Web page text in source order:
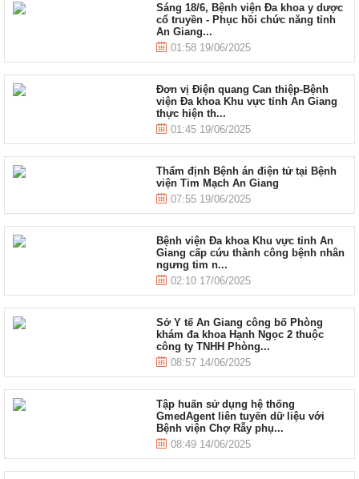
Sáng 18/6, Bệnh viện Đa khoa y dược
cổ truyền - Phục hồi chức năng tỉnh
An Giang...
01:58 19/06/2025
Đơn vị Điện quang Can thiệp-Bệnh
viện Đa khoa Khu vực tỉnh An Giang
thực hiện th...
01:45 19/06/2025
Thẩm định Bệnh án điện tử tại Bệnh
viện Tim Mạch An Giang
07:55 19/06/2025
Bệnh viện Đa khoa Khu vực tỉnh An
Giang cấp cứu thành công bệnh nhân
ngưng tim n...
02:10 17/06/2025
Sở Y tế An Giang công bố Phòng
khám đa khoa Hạnh Ngọc 2 thuộc
công ty TNHH Phòng...
08:57 14/06/2025
Tập huấn sử dụng hệ thống
GmedAgent liên tuyến dữ liệu với
Bệnh viện Chợ Rẫy phụ...
08:49 14/06/2025